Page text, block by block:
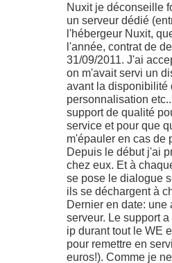
Nuxit je déconseille
un serveur dédié
l'hébergeur Nuxit,
l'année, contrat de
31/09/2011. J'ai
on m'avait servi un
avant la disponibilité
personnalisation
support de qualité
service et pour que
m'épauler en cas de
Depuis le début j'ai
chez eux. Et à
se pose le dialogue
ils se déchargent à
Dernier en date: une
serveur. Le support
ip durant tout le WE
pour remettre en
euros!). Comme je